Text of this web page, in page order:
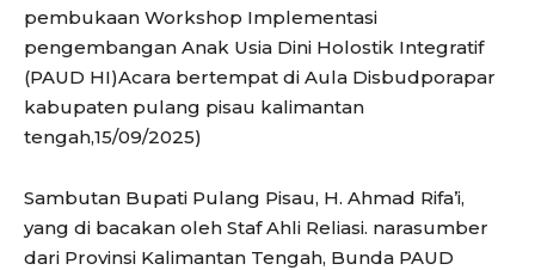
pembukaan Workshop Implementasi
pengembangan Anak Usia Dini Holostik Integratif
(PAUD HI)Acara bertempat di Aula Disbudporapar
kabupaten pulang pisau kalimantan
tengah,15/09/2025)
Sambutan Bupati Pulang Pisau, H. Ahmad Rifa’i,
yang di bacakan oleh Staf Ahli Reliasi. narasumber
dari Provinsi Kalimantan Tengah, Bunda PAUD